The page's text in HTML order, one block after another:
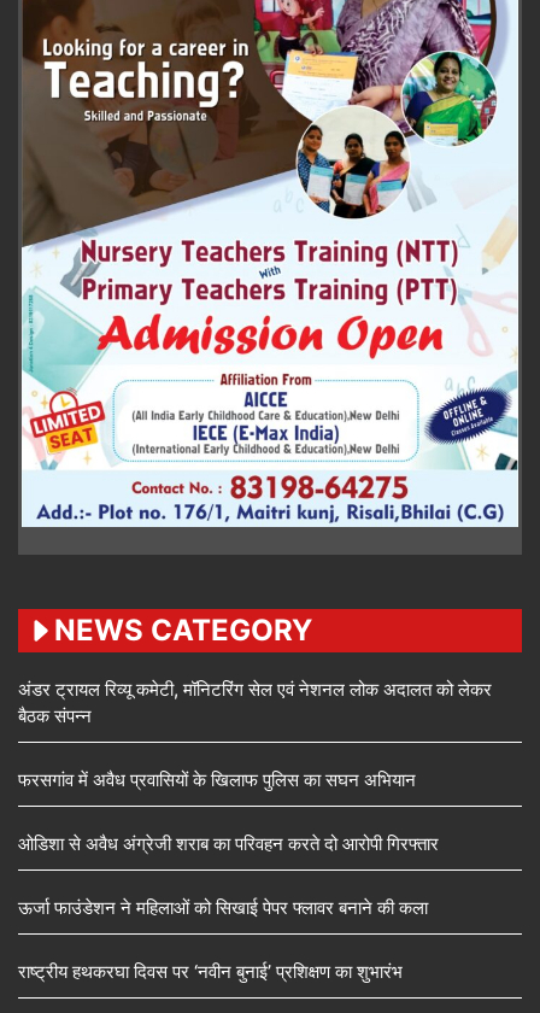
NEWS CATEGORY
अंडर ट्रायल रिव्यू कमेटी, मॉनिटरिंग सेल एवं नेशनल लोक अदालत को लेकर
बैठक संपन्न
फरसगांव में अवैध प्रवासियों के खिलाफ पुलिस का सघन अभियान
ओडिशा से अवैध अंग्रेजी शराब का परिवहन करते दो आरोपी गिरफ्तार
ऊर्जा फाउंडेशन ने महिलाओं को सिखाई पेपर फ्लावर बनाने की कला
राष्ट्रीय हथकरघा दिवस पर ‘नवीन बुनाई’ प्रशिक्षण का शुभारंभ